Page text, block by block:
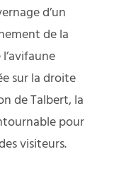
d’un
de la
sur la droite
de Talbert, la
pour
visiteurs.